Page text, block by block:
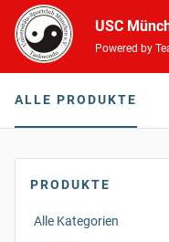
USC
Powered by
ALLE PRODUKTE
PRODUKTE
Alle Kategorien